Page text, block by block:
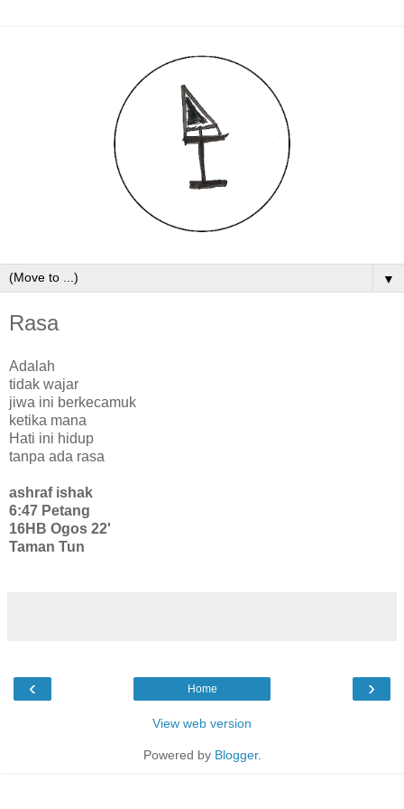
▼
Rasa
Adalah
tidak wajar
jiwa ini berkecamuk
ketika mana
Hati ini hidup
tanpa ada rasa
ashraf ishak
6:47 Petang
16HB Ogos 22'
Taman Tun
‹ ›
Home
View web version
Powered by Blogger.